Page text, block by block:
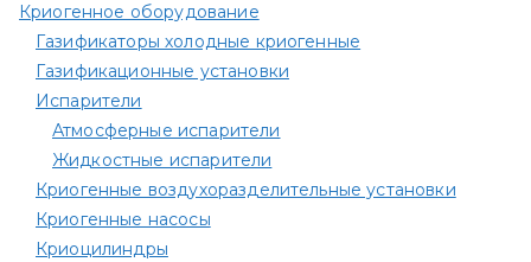
Криогенное оборудование
Газификаторы холодные криогенные
Газификационные установки
Испарители
Атмосферные испарители
Жидкостные испарители
Криогенные воздухоразделительные установки
Криогенные насосы
Криоцилиндры